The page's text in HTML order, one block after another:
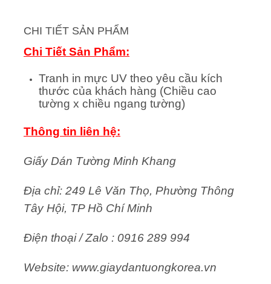
CHI TIẾT SẢN PHẨM
Chi Tiết Sản Phẩm:
Tranh in mực UV theo yêu cầu kích
thước của khách hàng (Chiều cao
tường x chiều ngang tường)
Thông tin liên hệ:
Giấy Dán Tường Minh Khang
Địa chỉ: 249 Lê Văn Thọ, Phường Thông
Tây Hội, TP Hồ Chí Minh
Điện thoại / Zalo : 0916 289 994
Website: www.giaydantuongkorea.vn